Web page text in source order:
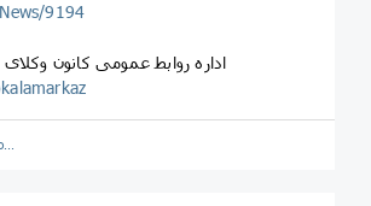
9194
اداره روابط عمومی کانون